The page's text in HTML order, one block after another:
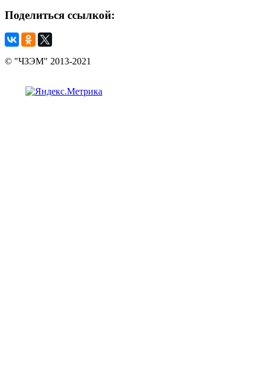
Поделиться ссылкой:
© "ЧЗЭМ" 2013-2021